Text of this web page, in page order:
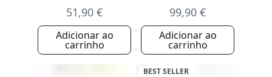
51,90 €
Adicionar ao
carrinho
99,90 €
Adicionar ao
carrinho
BEST SELLER